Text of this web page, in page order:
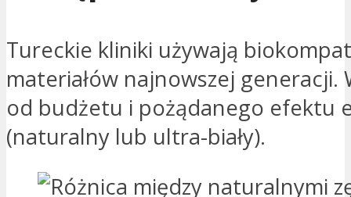
Tureckie kliniki używają
materiałów najnowszej generacji.
od budżetu i pożądanego efektu
(naturalny lub ultra-biały).